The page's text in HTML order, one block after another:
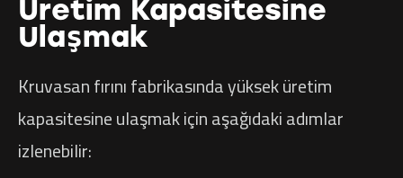
Üretim Kapasitesine
Ulaşmak
Kruvasan fırını fabrikasında yüksek üretim
kapasitesine ulaşmak için aşağıdaki adımlar
izlenebilir: